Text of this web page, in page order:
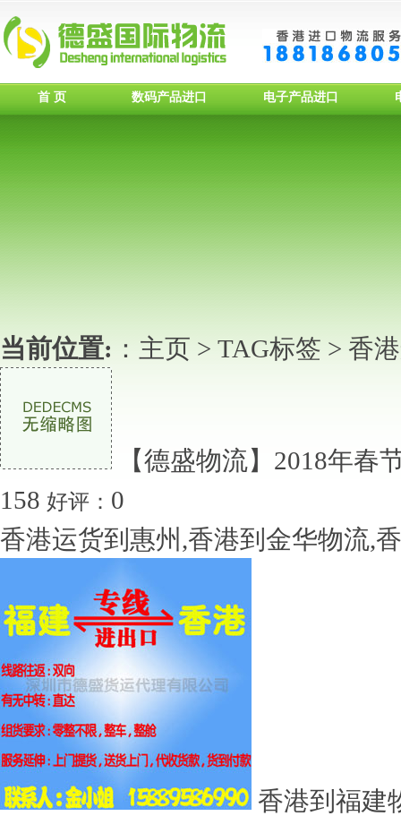
首 页 数码产品进口 电子产品进口
当前位置: ： 主页 > TAG标签 > 香
【德盛物流】2018年春
158 好评： 0
香港运货到惠州,香港到金华物流,
香港到福建